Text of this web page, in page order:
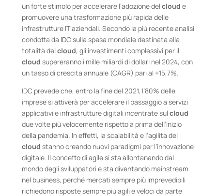
un forte stimolo per accelerare l’adozione delcloud e
promuovere una trasformazione più rapida delle
infrastrutture IT aziendali. Secondo la più recente analisi
condotta da IDC sulla spesa mondiale destinata alla
totalità delcloud, gli investimenti complessivi per il
cloud supereranno i mille miliardi di dollari nel 2024, con
un tasso di crescita annuale (CAGR) pari al +15,7%.
IDC prevede che, entro la fine del 2021, l’80% delle
imprese si attiverà per accelerare il passaggio a servizi
applicativi e infrastrutture digitali incentrate sulcloud
due volte più velocemente rispetto a prima dell’inizio
della pandemia. In effetti, la scalabilità e l’agilità del
cloud stanno creando nuovi paradigmi per l’innovazione
digitale. Il concetto di agile si sta allontanando dal
mondo degli sviluppatori e sta diventando mainstream
nel business, perché mercati sempre più imprevedibili
richiedono risposte sempre più agili e veloci da parte